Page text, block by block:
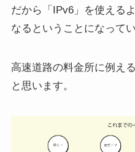
だから「IPv6」を使える
なるということになってい
高速道路の料金所に例え
と思います。